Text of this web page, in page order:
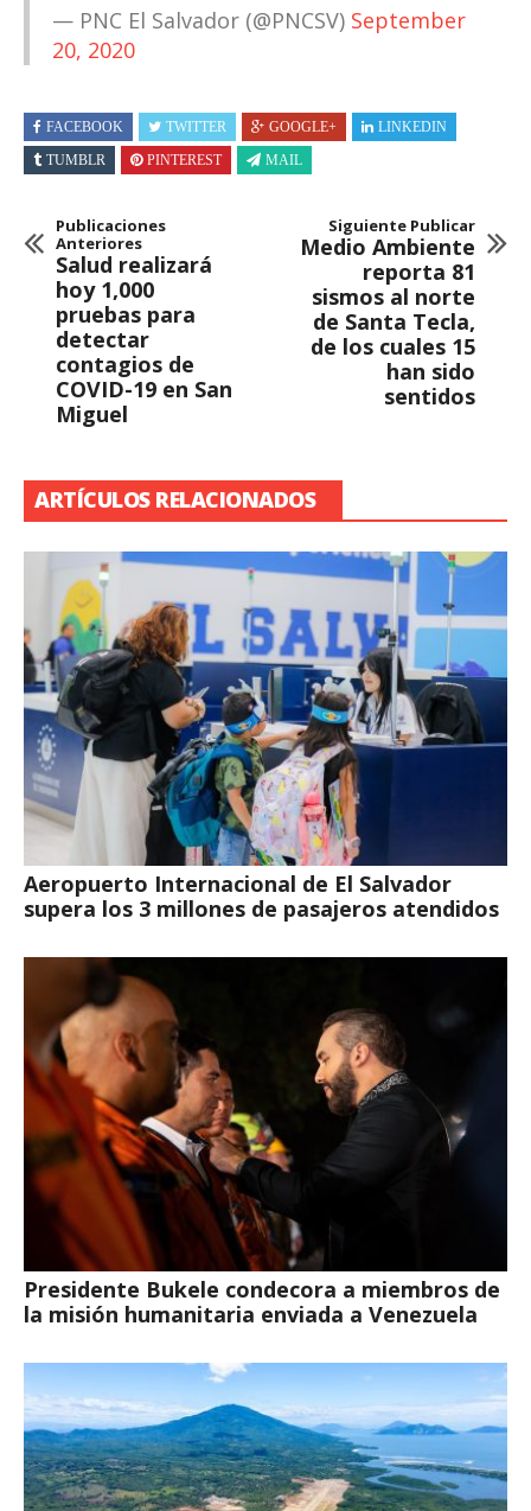
— PNC El Salvador (@PNCSV) September
20, 2020
FACEBOOK TWITTER GOOGLE+
LINKEDIN
TUMBLR
PINTEREST MAIL
Publicaciones
Anteriores
Salud realizará
hoy 1,000
pruebas para
detectar
contagios de
COVID-19 en San
Miguel
Siguiente Publicar
Medio Ambiente
reporta 81
sismos al norte
de Santa Tecla,
de los cuales 15
han sido
sentidos
ARTÍCULOS RELACIONADOS
Aeropuerto Internacional de El Salvador
supera los 3 millones de pasajeros atendidos
Presidente Bukele condecora a miembros de
la misión humanitaria enviada a Venezuela